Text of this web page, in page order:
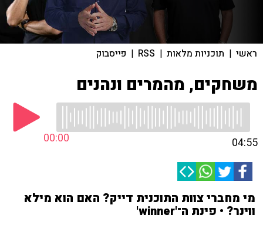
ראשי | תוכניות מלאות |
RSS
| פייסבוק
משחקים, מהמרים ונהנים
00:00 04:55
מי מחברי צוות התוכנית דייק? האם הוא מילא
ווינר? • פינת ה־'winner'